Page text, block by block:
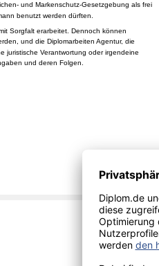
und Markenschutz-Gesetzgebung als frei
benutzt werden dürften.
Sorgfalt erarbeitet. Dennoch können
und die Diplomarbeiten Agentur, die
juristische Verantwortung oder irgendeine
und deren Folgen.